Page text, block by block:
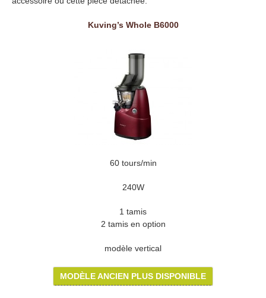
Kuving’s Whole B6000
60 tours/min
240W
1 tamis
2 tamis en option
modèle vertical
MODÈLE ANCIEN PLUS DISPONIBLE